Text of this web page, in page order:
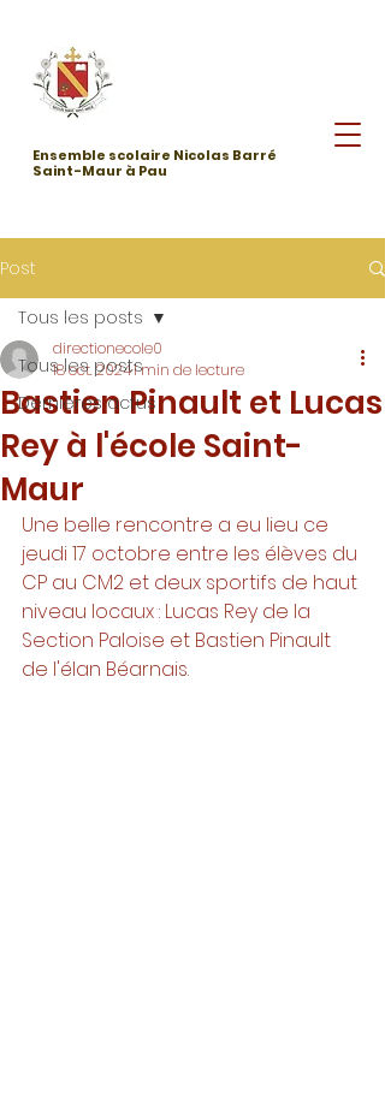
Ensemble scolaire Nicolas Barré
Saint-Maur à Pau
Post
Tous les posts
Dernières actus
Tous les posts
Bastien Pinault et Lucas
Rey à l'école Saint-
Maur
directionecole0
18 oct. 20241 min de lecture
Une belle rencontre a eu lieu ce
jeudi 17 octobre entre les élèves du
CP au CM2 et deux sportifs de haut
niveau locaux : Lucas Rey de la
Section Paloise et Bastien Pinault
de l'élan Béarnais.